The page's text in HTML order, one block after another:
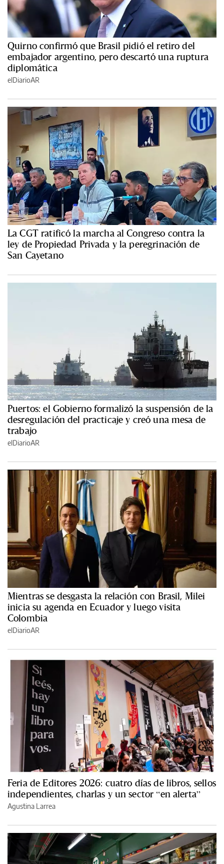
Quirno confirmó que Brasil pidió el retiro del
embajador argentino, pero descartó una ruptura
diplomática
elDiarioAR
La CGT ratificó la marcha al Congreso contra la
ley de Propiedad Privada y la peregrinación de
San Cayetano
Puertos: el Gobierno formalizó la suspensión de la
desregulación del practicaje y creó una mesa de
trabajo
elDiarioAR
Mientras se desgasta la relación con Brasil, Milei
inicia su agenda en Ecuador y luego visita
Colombia
elDiarioAR
Feria de Editores 2026: cuatro días de libros, sellos
independientes, charlas y un sector “en alerta”
Agustina Larrea